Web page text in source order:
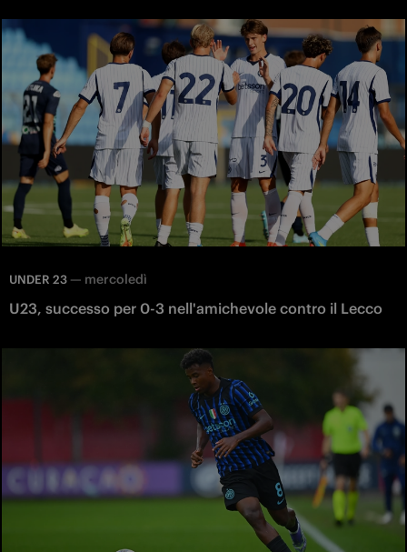
UNDER 23 — mercoledì
U23, successo per 0-3 nell'amichevole contro il Lecco